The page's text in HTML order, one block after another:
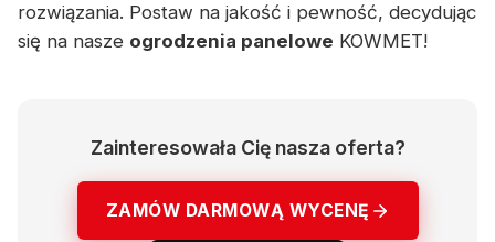
rozwiązania. Postaw na jakość i pewność, decydując
się na nasze ogrodzenia panelowe KOWMET!
Zainteresowała Cię nasza oferta?
ZAMÓW DARMOWĄ WYCENĘ